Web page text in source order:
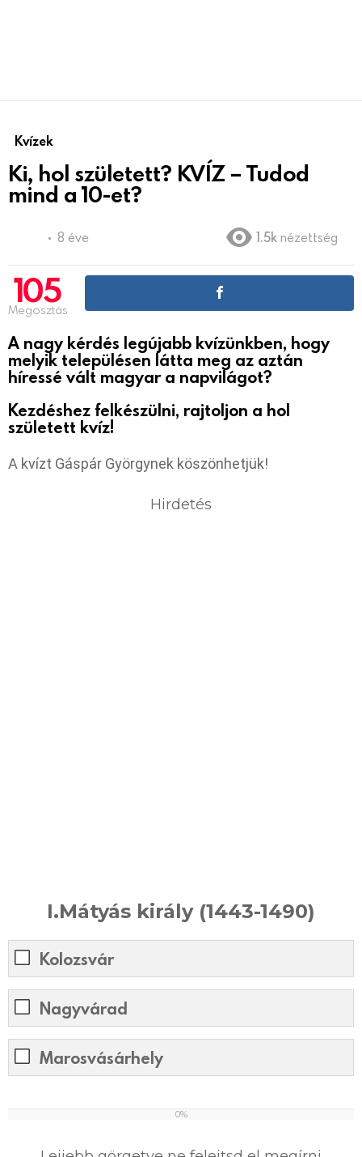
Kvízek
Ki, hol született? KVÍZ – Tudod
mind a 10-et?
8 éve 1.5k nézettség
105
Megosztás
A nagy kérdés legújabb kvízünkben, hogy
melyik településen látta meg az aztán
híressé vált magyar a napvilágot?
Kezdéshez felkészülni, rajtoljon a hol
született kvíz!
A kvízt Gáspár Györgynek köszönhetjük!
Hirdetés
I.Mátyás király (1443-1490)
Kolozsvár
Nagyvárad
Marosvásárhely
0%